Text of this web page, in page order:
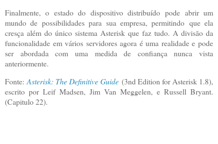
Finalmente, o estado do dispositivo distribuído pode abrir um
mundo de possibilidades para sua empresa, permitindo que ela
cresça além do único sistema Asterisk que faz tudo. A divisão da
funcionalidade em vários servidores agora é uma realidade e pode
ser abordada com uma medida de confiança nunca vista
anteriormente.
Fonte:Asterisk: The Definitive Guide (3nd Edition for Asterisk 1.8),
escrito por Leif Madsen, Jim Van Meggelen, e Russell Bryant.
(Capitulo 22).